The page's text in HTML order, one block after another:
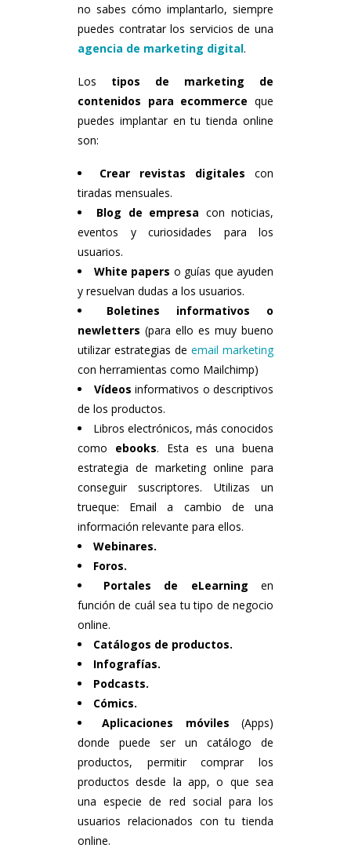
no sabes cómo implantarlo, siempre
puedes contratar los servicios de una
agencia de marketing digital.
Los tipos de marketing de
contenidos para ecommerce que
puedes implantar en tu tienda online
son:
Crear revistas digitales con
tiradas mensuales.
Blog de empresa con noticias,
eventos y curiosidades para los
usuarios.
White papers o guías que ayuden
y resuelvan dudas a los usuarios.
Boletines informativos o
newletters (para ello es muy bueno
utilizar estrategias de email marketing
con herramientas como Mailchimp)
Vídeos informativos o descriptivos
de los productos.
Libros electrónicos, más conocidos
como ebooks. Esta es una buena
estrategia de marketing online para
conseguir suscriptores. Utilizas un
trueque: Email a cambio de una
información relevante para ellos.
Webinares.
Foros.
Portales de eLearning en
función de cuál sea tu tipo de negocio
online.
Catálogos de productos.
Infografías.
Podcasts.
Cómics.
Aplicaciones móviles (Apps)
donde puede ser un catálogo de
productos, permitir comprar los
productos desde la app, o que sea
una especie de red social para los
usuarios relacionados con tu tienda
online.